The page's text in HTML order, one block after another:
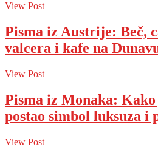
View Post
Pisma iz Austrije: Beč,
valcera i kafe na
View Post
Pisma iz Monaka:
postao simbol luksuza i
View Post